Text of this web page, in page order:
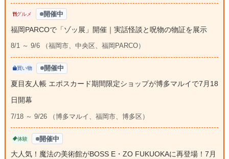
グルメ 開催中
福岡PARCOで「ゾッ展」開催｜実話怪談と呪物の物証を展示
8/1 ～ 9/6 （福岡市、中央区、福岡PARCO）
買い物 開催中
夏目友人帳 エポスカード期間限定ショップが博多マルイで7月18
日開幕
7/18 ～ 9/26 （博多マルイ、福岡市、博多区）
体験 開催中
大人気！魔法の美術館がBOSS E・ZO FUKUOKAに再登場！7月